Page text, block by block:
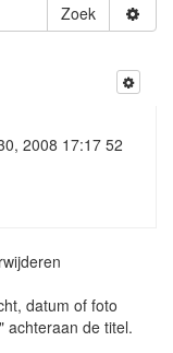
Zoek
2008 17:17 52
datum of foto
achteraan de titel.